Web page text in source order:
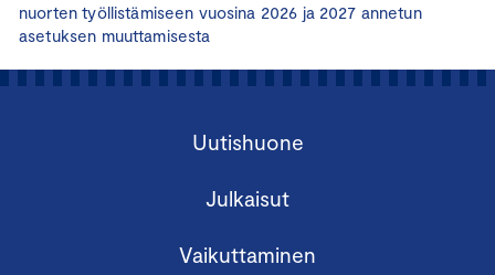
nuorten työllistämiseen vuosina 2026 ja 2027 annetun
asetuksen muuttamisesta
Uutishuone
Julkaisut
Vaikuttaminen